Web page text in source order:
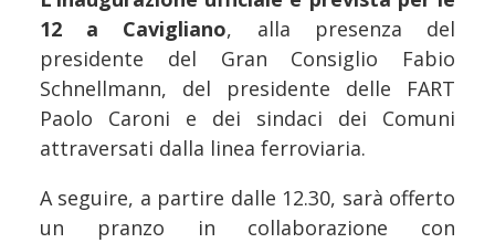
12 a Cavigliano, alla presenza del
presidente del Gran Consiglio Fabio
Schnellmann, del presidente delle FART
Paolo Caroni e dei sindaci dei Comuni
attraversati dalla linea ferroviaria.
A seguire, a partire dalle 12.30, sarà offerto
un pranzo in collaborazione con